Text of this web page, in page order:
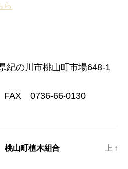
ら
の川市桃山町市場648-1
0736-66-0130
山町植木組合 上 ↑